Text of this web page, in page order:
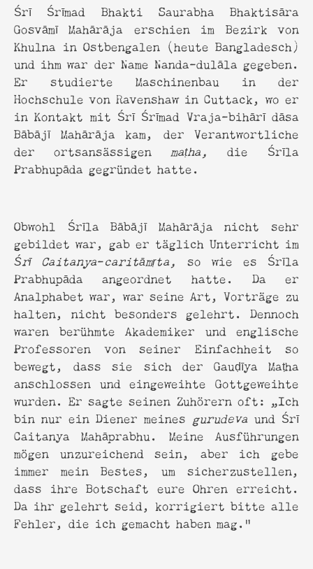
Śrī Śrīmad Bhakti Saurabha Bhaktisāra
Gosvāmī Mahārāja erschien im Bezirk von
Khulna in Ostbengalen (heute Bangladesch)
und ihm war der Name Nanda-dulāla gegeben.
Er studierte Maschinenbau in der
Hochschule von Ravenshaw in Cuttack, wo er
in Kontakt mit Śrī Śrīmad Vraja-bihārī dāsa
Bābājī Mahārāja kam, der Verantwortliche
der ortsansässigen maṭha, die Śrīla
Prabhupāda gegründet hatte.
Obwohl Śrīla Bābājī Mahārāja nicht sehr
gebildet war, gab er täglich Unterricht im
Śrī Caitanya-caritāmṛta, so wie es Śrīla
Prabhupāda angeordnet hatte. Da er
Analphabet war, war seine Art, Vorträge zu
halten, nicht besonders gelehrt. Dennoch
waren berühmte Akademiker und englische
Professoren von seiner Einfachheit so
bewegt, dass sie sich der Gauḍīya Maṭha
anschlossen und eingeweihte Gottgeweihte
wurden. Er sagte seinen Zuhörern oft: „Ich
bin nur ein Diener meines gurudevaund Śrī
Caitanya Mahāprabhu. Meine Ausführungen
mögen unzureichend sein, aber ich gebe
immer mein Bestes, um sicherzustellen,
dass ihre Botschaft eure Ohren erreicht.
Da ihr gelehrt seid, korrigiert bitte alle
Fehler, die ich gemacht haben mag."